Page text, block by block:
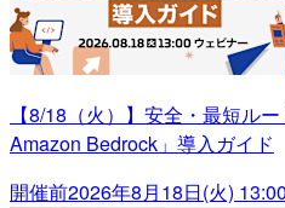
【8/18（火）】安全・最短ル
Amazon Bedrock」導入ガイド
開催前2026年8月18日(火) 13:00